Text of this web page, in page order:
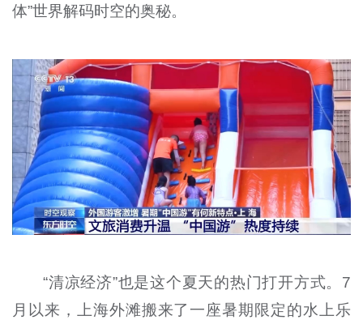
体”世界解码时空的奥秘。
“清凉经济”也是这个夏天的热门打开方式。7
月以来，上海外滩搬来了一座暑期限定的水上乐